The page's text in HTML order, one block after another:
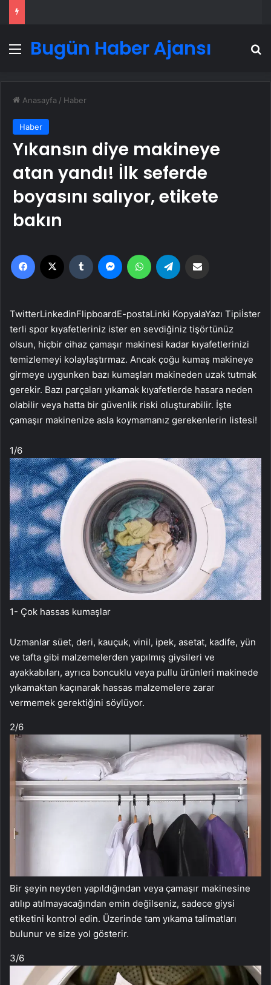
Menü
Bugün Haber Ajansı
Anasayfa / Haber
Haber
Yıkansın diye makineye
atan yandı! İlk seferde
boyasını salıyor, etikete
bakın
Facebook Tumblr MessengerWhatsApp
TwitterLinkedinFlipboardE-postaLinki KopyalaYazı Tipiİster
terli spor kıyafetleriniz ister en sevdiğiniz tişörtünüz
olsun, hiçbir cihaz çamaşır makinesi kadar kıyafetlerinizi
temizlemeyi kolaylaştırmaz. Ancak çoğu kumaş makineye
girmeye uygunken bazı kumaşları makineden uzak tutmak
gerekir. Bazı parçaları yıkamak kıyafetlerde hasara neden
olabilir veya hatta bir güvenlik riski oluşturabilir. İşte
çamaşır makinenize asla koymamanız gerekenlerin listesi!
1/6
1- Çok hassas kumaşlar
Uzmanlar süet, deri, kauçuk, vinil, ipek, asetat, kadife, yün
ve tafta gibi malzemelerden yapılmış giysileri ve
ayakkabıları, ayrıca boncuklu veya pullu ürünleri makinede
yıkamaktan kaçınarak hassas malzemelere zarar
vermemek gerektiğini söylüyor.
2/6
Bir şeyin neyden yapıldığından veya çamaşır makinesine
atılıp atılmayacağından emin değilseniz, sadece giysi
etiketini kontrol edin. Üzerinde tam yıkama talimatları
bulunur ve size yol gösterir.
3/6